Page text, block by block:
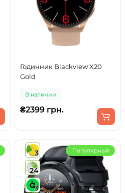
Годинник Blackview X20
Gold
В наличии
₴2399 грн.
3
24
3
Популярный